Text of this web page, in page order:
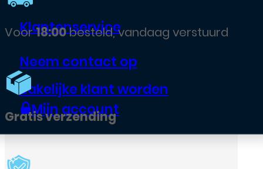
Klantenservice
Neem contact op
Zakelijke klant worden
Mijn account
verstuurd